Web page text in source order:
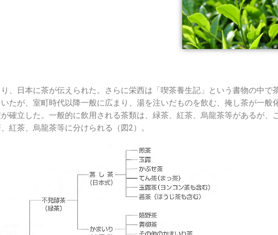
、日本に茶が伝えられた。さらに栄西は「喫茶養生記」という書物の中で
たが、室町時代以降一般に広まり、湯を注いだものを飲む、掩し茶が一般
確立した。一般的に飲用される茶類は、緑茶、紅茶、烏龍茶等があるが、
紅茶、烏龍茶等に分けられる（図2）。